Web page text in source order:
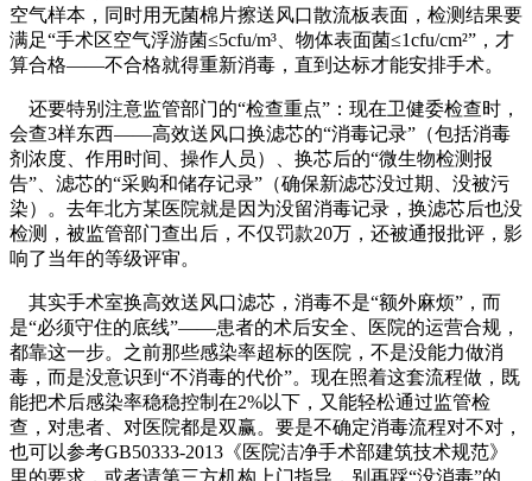
空气样本，同时用无菌棉片擦送风口散流板表面，检测结果要
满足“手术区空气浮游菌≤5cfu/m³、物体表面菌≤1cfu/cm²”，才
算合格——不合格就得重新消毒，直到达标才能安排手术。
还要特别注意监管部门的“检查重点”：现在卫健委检查时，
会查3样东西——高效送风口换滤芯的“消毒记录”（包括消毒
剂浓度、作用时间、操作人员）、换芯后的“微生物检测报
告”、滤芯的“采购和储存记录”（确保新滤芯没过期、没被污
染）。去年北方某医院就是因为没留消毒记录，换滤芯后也没
检测，被监管部门查出后，不仅罚款20万，还被通报批评，影
响了当年的等级评审。
其实手术室换高效送风口滤芯，消毒不是“额外麻烦”，而
是“必须守住的底线”——患者的术后安全、医院的运营合规，
都靠这一步。之前那些感染率超标的医院，不是没能力做消
毒，而是没意识到“不消毒的代价”。现在照着这套流程做，既
能把术后感染率稳稳控制在2%以下，又能轻松通过监管检
查，对患者、对医院都是双赢。要是不确定消毒流程对不对，
也可以参考GB50333-2013《医院洁净手术部建筑技术规范》
里的要求，或者请第三方机构上门指导，别再踩“没消毒”的